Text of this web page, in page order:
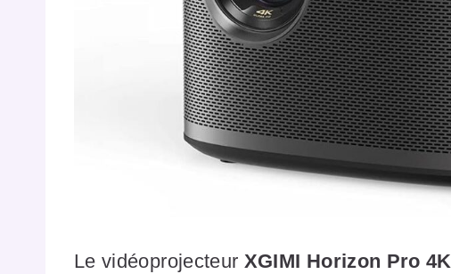
Le vidéoprojecteur XGIMI Horizon Pro 4K